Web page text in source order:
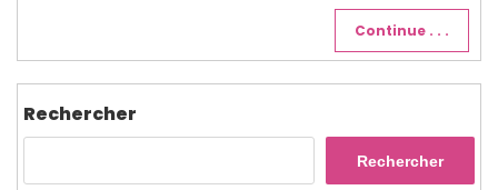
Continue . . .
Rechercher
Rechercher